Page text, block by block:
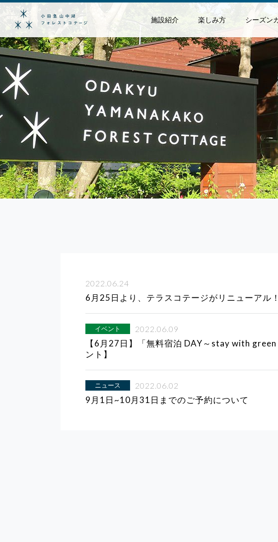
施設紹介 楽しみ方 シーズン
2022.06.24
6月25日より、テラスコテージがリニューアル！
イベント 2022.06.09
【6月27日】「無料宿泊 DAY～stay with
ント】
ニュース 2022.06.02
9月1日~10月31日までのご予約について